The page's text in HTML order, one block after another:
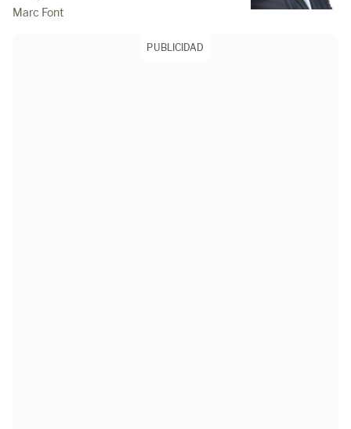
Marc Font
PUBLICIDAD